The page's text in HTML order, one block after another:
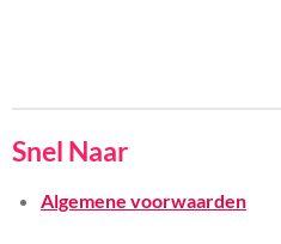
Snel Naar
Algemene voorwaarden